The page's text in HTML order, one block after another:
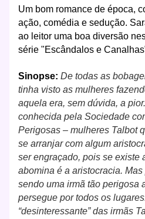
Um bom romance de época,
ação, comédia e sedução.
ao leitor uma boa diversão
série "Escândalos e
Sinopse: De todas as
tinha visto as mulheres
aquela era, sem dúvida, a
conhecida pela Sociedade
Perigosas – mulheres Talbot
se arranjar com algum
ser engraçado, pois se existe
abomina é a aristocracia.
sendo uma irmã tão perigosa
persegue por todos os
“desinteressante” das irmãs